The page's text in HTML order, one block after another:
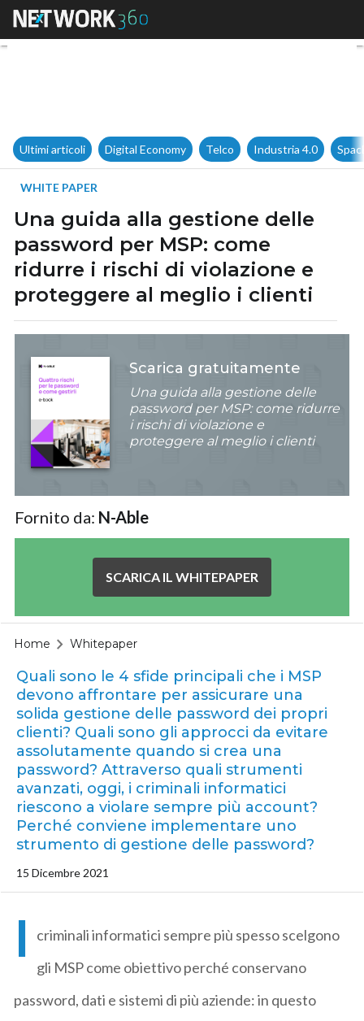
Una guida alla gestione
Ultimi articoli Digital Economy Telco Industria 4.0
WHITE PAPER
Una guida alla gestione delle
password per MSP: come
ridurre i rischi di violazione e
proteggere al meglio i clienti
Scarica gratuitamente
Una guida alla gestione delle
password per MSP: come ridurre
i rischi di violazione e
proteggere al meglio i clienti
Fornito da: N-Able
SCARICA IL WHITEPAPER
Home Whitepaper
Quali sono le 4 sfide principali che i MSP
devono affrontare per assicurare una
solida gestione delle password dei propri
clienti? Quali sono gli approcci da evitare
assolutamente quando si crea una
password? Attraverso quali strumenti
avanzati, oggi, i criminali informatici
riescono a violare sempre più account?
Perché conviene implementare uno
strumento di gestione delle password?
15 Dicembre 2021
I
criminali informatici sempre più spesso scelgono
gli MSP come obiettivo perché conservano
password, dati e sistemi di più aziende: in questo